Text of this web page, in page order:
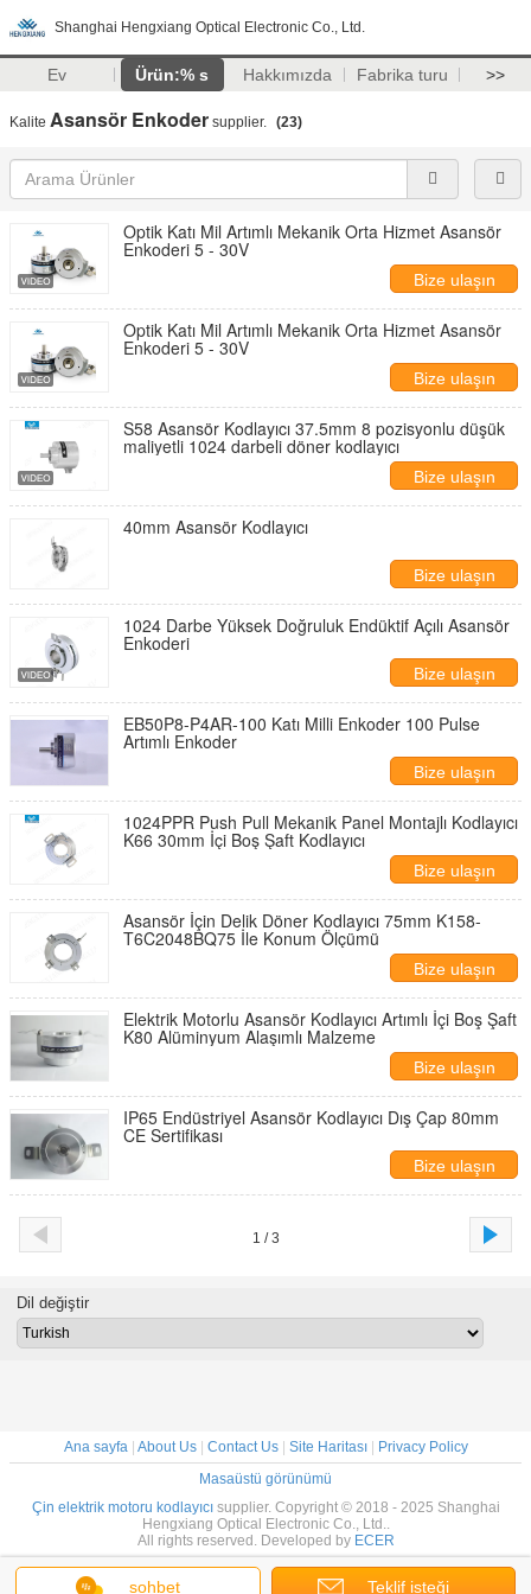
Shanghai Hengxiang Optical Electronic Co., Ltd.
Ev Ürün:% s Hakkımızda Fabrika turu >>
Kalite Asansör Enkoder supplier. (23)
Optik Katı Mil Artımlı Mekanik Orta Hizmet Asansör
Enkoderi 5 - 30V
Bize ulaşın
Optik Katı Mil Artımlı Mekanik Orta Hizmet Asansör
Enkoderi 5 - 30V
Bize ulaşın
S58 Asansör Kodlayıcı 37.5mm 8 pozisyonlu düşük
maliyetli 1024 darbeli döner kodlayıcı
Bize ulaşın
40mm Asansör Kodlayıcı
Bize ulaşın
1024 Darbe Yüksek Doğruluk Endüktif Açılı Asansör
Enkoderi
Bize ulaşın
EB50P8-P4AR-100 Katı Milli Enkoder 100 Pulse
Artımlı Enkoder
Bize ulaşın
1024PPR Push Pull Mekanik Panel Montajlı Kodlayıcı
K66 30mm İçi Boş Şaft Kodlayıcı
Bize ulaşın
Asansör İçin Delik Döner Kodlayıcı 75mm K158-
T6C2048BQ75 İle Konum Ölçümü
Bize ulaşın
Elektrik Motorlu Asansör Kodlayıcı Artımlı İçi Boş Şaft
K80 Alüminyum Alaşımlı Malzeme
Bize ulaşın
IP65 Endüstriyel Asansör Kodlayıcı Dış Çap 80mm
CE Sertifikası
Bize ulaşın
1 / 3
sohbet Teklif isteği
Dil değiştir
Ana sayfa| About Us| Contact Us| Site Haritası|
Privacy Policy
Masaüstü görünümü
Çin elektrik motoru kodlayıcısupplier. Copyright © 2018 - 2025 Shanghai
Hengxiang Optical Electronic Co., Ltd..
All rights reserved. Developed by ECER